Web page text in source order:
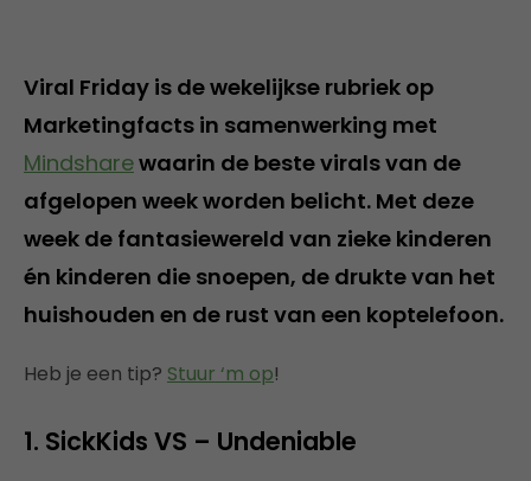
Viral Friday is de wekelijkse rubriek op
Marketingfacts in samenwerking met
Mindsharewaarin de beste virals van de
afgelopen week worden belicht. Met deze
week de fantasiewereld van zieke kinderen
én kinderen die snoepen, de drukte van het
huishouden en de rust van een koptelefoon.
Heb je een tip? Stuur ‘m op!
1. SickKids VS – Undeniable